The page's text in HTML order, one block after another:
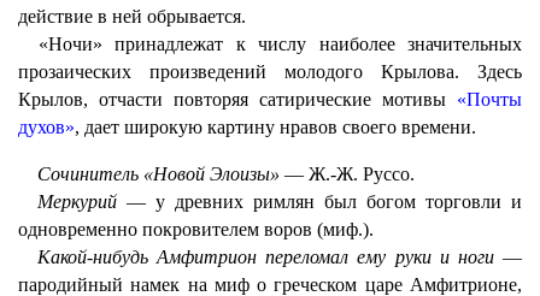
действие в ней обрывается.
«Ночи» принадлежат к числу наиболее значительных
прозаических произведений молодого Крылова. Здесь
Крылов, отчасти повторяя сатирические мотивы «Почты
духов», дает широкую картину нравов своего времени.
Сочинитель «Новой Элоизы» — Ж.-Ж. Руссо.
Меркурий — у древних римлян был богом торговли и
одновременно покровителем воров (миф.).
Какой-нибудь Амфитрион переломал ему руки и ноги —
пародийный намек на миф о греческом царе Амфитрионе,